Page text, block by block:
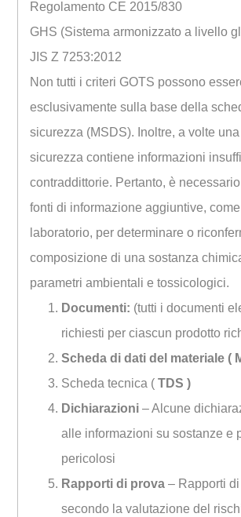
Regolamento CE 2015/830
GHS (Sistema armonizzato a livello
JIS Z 7253:2012
Non tutti i criteri GOTS possono
esclusivamente sulla base della
sicurezza (MSDS). Inoltre, a volte
sicurezza contiene informazioni
contraddittorie. Pertanto, è
fonti di informazione aggiuntive,
laboratorio, per determinare o
composizione di una sostanza
parametri ambientali e tossicologici.
Documenti: (tutti i documenti
richiesti per ciascun prodotto
Scheda di dati del materiale (
Scheda tecnica (TDS )
Dichiarazioni – Alcune
alle informazioni su sostanze e
pericolosi
Rapporti di prova – Rapporti
secondo la valutazione del